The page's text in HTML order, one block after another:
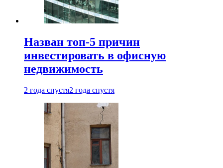
Назван топ-5 причин
инвестировать в офисную
недвижимость
2 года спустя2 года спустя